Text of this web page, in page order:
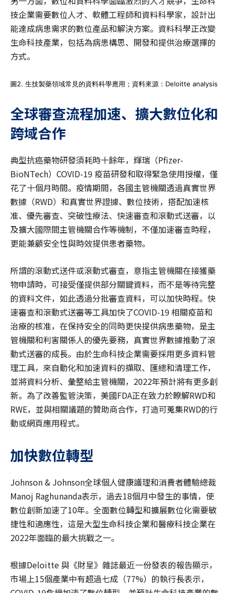
技企業需要數位人才、軟體工程師和資料科學家，設計出
能達成病患需求的數位產品和解決方案。資料科學正改變
生命科技產業，包括為病患構思、開發和提供治療選擇的
方式。
圖2. 生技製藥領域常見的資料科學應用；資料來源：Deloitte analysis
全球審查流程加速、擴大數位化和
跨域合作
典型抗癌藥物研發須耗時十餘年，輝瑞（Pfizer-
BioNTech）COVID-19 疫苗研發和取得緊急使用授權，僅
花了十個月時間。疫情期間，各國主管機關透過真實世界
數據（RWD）和真實世界證據、數位技術，搭配加速核
准、優先審查、突破性療法、快速審查和滾動式送審，以
及擴大國際間主管機關合作等機制，不僅加速審查時程，
更能兼顧安全性與時效提供患者藥物。
所謂的滾動式送件或滾動式審查，意指主管機關在接獲藥
物申請時，可接受僅提供部分關鍵資料，而不是等待完整
的資料文件，如此透過分批審查資料，可以加快時程。快
速審查和滾動式送審等工具加快了COVID-19 相關疫苗和
治療的核准，在保持安全的同時更快提供病患藥物，是主
管機關和利害關係人的優先要務，真實世界數據推動了滾
動式送審的成長。由於生命科技企業需要採用更多資料管
理工具，來自動化和加速資料的擷取、匯總和清理工作，
並將資料分析、彙整給主管機關，2022年預計將有更多創
新。為了改善監管決策，美國FDA正在致力於瞭解RWD和
RWE，並與相關議題的贊助商合作，打造可蒐集RWD的行
動或網頁應用程式。
加快數位轉型
Johnson & Johnson全球個人健康護理和消費者體驗總裁
Manoj Raghunanda表示，過去18個月中發生的事情，使
數位創新加速了10年。全面數位轉型和擴展數位化需要敏
捷性和適應性，這是大型生命科技企業和醫療科技企業在
2022年面臨的最大挑戰之一。
根據Deloitte 與《財星》雜誌最近一份發表的報告顯示，
市場上15個產業中有超過七成（77%）的執行長表示，